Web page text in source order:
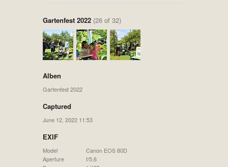
Gartenfest 2022 (26 of 32)
Alben
Gartenfest 2022
Captured
June 12, 2022 11:53
EXIF
Model
Canon EOS 80D
Aperture
f/5.6